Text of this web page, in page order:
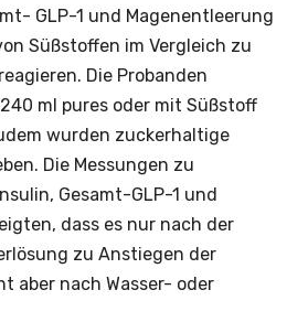
GLP-1 und Magenentleerung
Süßstoffen im Vergleich zu
Die Probanden
ml pures oder mit Süßstoff
wurden zuckerhaltige
Die Messungen zu
Gesamt-GLP-1 und
dass es nur nach der
zu Anstiegen der
aber nach Wasser- oder